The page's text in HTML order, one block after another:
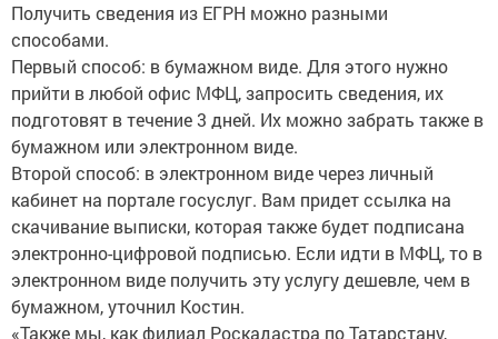
Получить сведения из ЕГРН можно разными
способами.
Первый способ: в бумажном виде. Для этого нужно
прийти в любой офис МФЦ, запросить сведения, их
подготовят в течение 3 дней. Их можно забрать также в
бумажном или электронном виде.
Второй способ: в электронном виде через личный
кабинет на портале госуслуг. Вам придет ссылка на
скачивание выписки, которая также будет подписана
электронно-цифровой подписью. Если идти в МФЦ, то в
электронном виде получить эту услугу дешевле, чем в
бумажном, уточнил Костин.
«Также мы, как филиал Роскадастра по Татарстану,